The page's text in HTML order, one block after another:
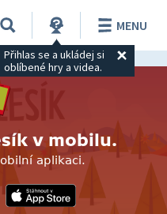
Přihlas se a ukládej si
oblíbené hry a videa.
MENU
v mobilu.
aplikaci.